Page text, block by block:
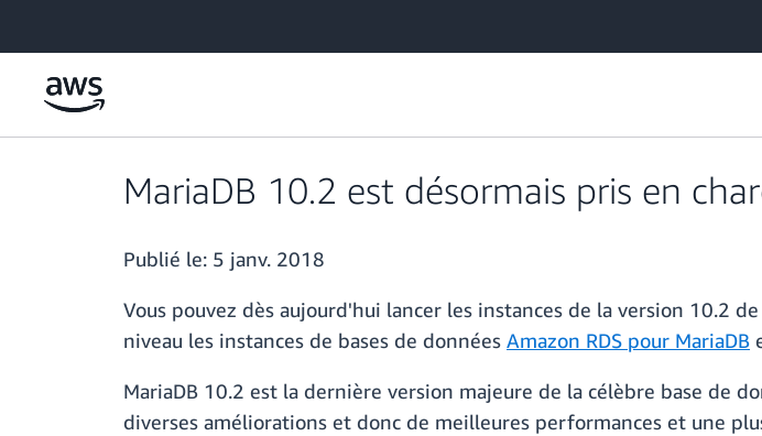
MariaDB 10.2 est désormais pris en
Publié le: 5 janv. 2018
Vous pouvez dès aujourd'hui lancer les instances de la version 10.2
niveau les instances de bases de données Amazon RDS pour MariaDB
MariaDB 10.2 est la dernière version majeure de la célèbre base de
diverses améliorations et donc de meilleures performances et une